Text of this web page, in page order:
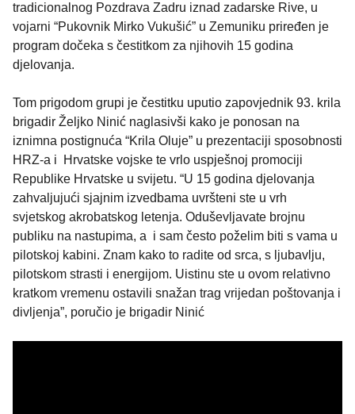
tradicionalnog Pozdrava Zadru iznad zadarske Rive, u
vojarni “Pukovnik Mirko Vukušić” u Zemuniku priređen je
program dočeka s čestitkom za njihovih 15 godina
djelovanja.
Tom prigodom grupi je čestitku uputio zapovjednik 93. krila
brigadir Željko Ninić naglasivši kako je ponosan na
iznimna postignuća “Krila Oluje” u prezentaciji sposobnosti
HRZ-a i Hrvatske vojske te vrlo uspješnoj promociji
Republike Hrvatske u svijetu. “U 15 godina djelovanja
zahvaljujući sjajnim izvedbama uvršteni ste u vrh
svjetskog akrobatskog letenja. Oduševljavate brojnu
publiku na nastupima, a i sam često poželim biti s vama u
pilotskoj kabini. Znam kako to radite od srca, s ljubavlju,
pilotskom strasti i energijom. Uistinu ste u ovom relativno
kratkom vremenu ostavili snažan trag vrijedan poštovanja i
divljenja”, poručio je brigadir Ninić